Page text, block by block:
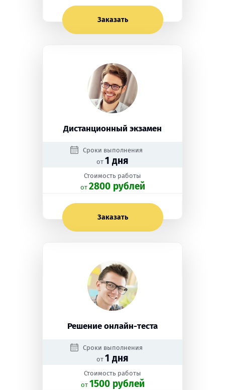
Заказать
Дистанционный экзамен
Сроки выполнения
от 1 дня
Стоимость работы
oт 2800 рублей
Заказать
Решение онлайн-теста
Сроки выполнения
от 1 дня
Стоимость работы
oт 1500 рублей